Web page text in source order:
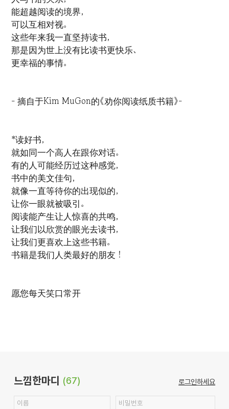
能超越阅读的境界，
可以互相对视。
这些年来我一直坚持读书，
那是因为世上没有比读书更快乐、
更幸福的事情。
- 摘自于Kim MuGon的《劝你阅读纸质书籍》-
*读好书，
就如同一个高人在跟你对话。
有的人可能经历过这种感觉，
书中的美文佳句，
就像一直等待你的出现似的，
让你一眼就被吸引。
阅读能产生让人惊喜的共鸣，
让我们以欣赏的眼光去读书，
让我们更喜欢上这些书籍。
书籍是我们人类最好的朋友！
愿您每天笑口常开
느낌한마디 (67) 로그인하세요